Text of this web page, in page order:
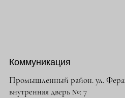
Коммуникация
Промышленный район. ул.
внутренняя дверь №: 7